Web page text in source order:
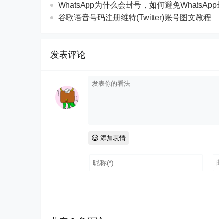
WhatsApp为什么会封号，如何避免WhatsApp
谷歌语音号码注册维特(Twitter)账号图文教程
发表评论
添加表情